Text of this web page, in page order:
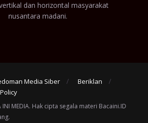
dan horizontal masyarakat
nusantara madani.
Media Siber
Beriklan
INI MEDIA. Hak cipta segala materi Bacaini.ID